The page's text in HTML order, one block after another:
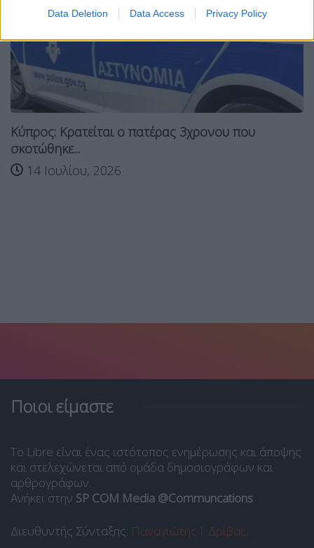
Data Deletion Data Access Privacy Policy
Κύπρος: Κρατείται ο πατέρας 3χρονου που
σκοτώθηκε...
14 Ιουλίου, 2026
Ποιοι είμαστε
Το Libre είναι ένας ιστότοπος ενημέρωσης και άποψης
και στελεχώνεται από ομάδα δημοσιογράφων και
αρθρογράφων.
Ανήκει στην SP COM Media @Communcations.
Διευθυντής Σύνταξης: Παναγιώτης Ι. Δρίβας.